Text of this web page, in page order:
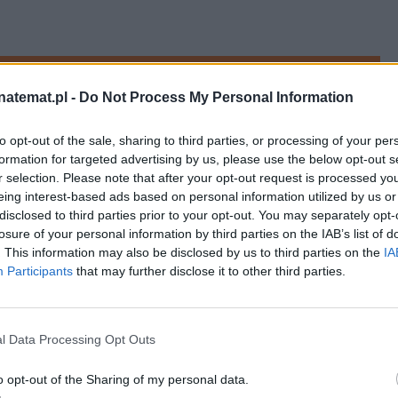
- Do Not Process My Personal Information
opt-out of the sale, sharing to third parties, or processing of your
for targeted advertising by us, please use the below opt-out
selection. Please note that after your opt-out request is processed
interest-based ads based on personal information utilized by us
to third parties prior to your opt-out. You may separately
of your personal information by third parties on the IAB’s list of
This information may also be disclosed by us to third parties on the
Participants that may further disclose it to other third parties.
Data Processing Opt Outs
opt-out of the Sharing of my personal data.
preferowane medium w Google
wokół nich kręci się życie Filipa,
i przyzwyczajenia powoli zjadają go od
Karola Klementewicza ("Powiedz TAK!")
nie da się lubić. Lekceważy każdego, kto jest
popadnie bez dbania o bezpieczeństwo,
osoby trzecie.